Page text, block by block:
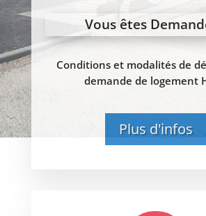
Vous êtes
Conditions et modalités de
demande de logement
Plus d'infos